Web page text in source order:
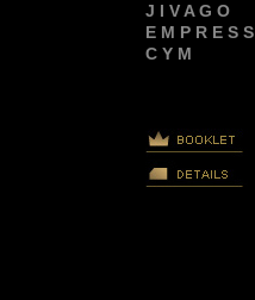
J I V A G O
E M P R E S S
C Y M